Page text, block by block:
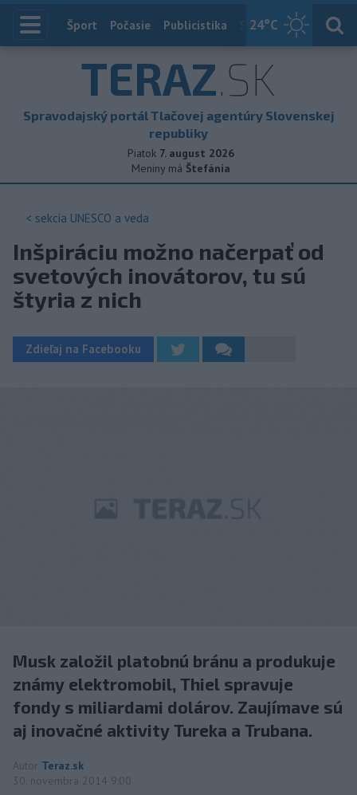
24°C
Index
Šport Počasie Publicistika Slovensko
TERAZ.SK
Spravodajský portál Tlačovej agentúry Slovenskej
republiky
Piatok 7. august 2026
Meniny má Štefánia
< sekcia UNESCO a veda
Inšpiráciu možno načerpať od
svetových inovátorov, tu sú
štyria z nich
Zdieľaj na Facebooku
Musk založil platobnú bránu a produkuje
známy elektromobil, Thiel spravuje
fondy s miliardami dolárov. Zaujímave sú
aj inovačné aktivity Tureka a Trubana.
Autor Teraz.sk
30. novembra 2014 9:00